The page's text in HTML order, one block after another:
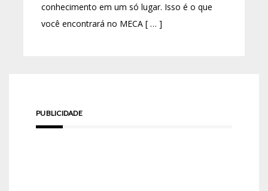
conhecimento em um só lugar. Isso é o que
você encontrará no MECA [ … ]
PUBLICIDADE